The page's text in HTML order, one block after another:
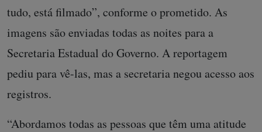
tudo, está filmado”, conforme o prometido. As
imagens são enviadas todas as noites para a
Secretaria Estadual do Governo. A reportagem
pediu para vê-las, mas a secretaria negou acesso aos
registros.
“Abordamos todas as pessoas que têm uma atitude